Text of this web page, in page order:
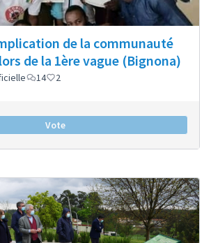
de la communauté
de la 1ère vague (Bignona)
14 2
Vote